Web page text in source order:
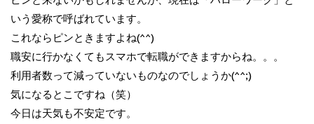
いう愛称で呼ばれています。
これならピンときますよね(^^)
職安に行かなくてもスマホで転職ができますからね。。。
利用者数って減っていないものなのでしょうか(^^;)
気になるとこですね（笑）
今日は天気も不安定です。